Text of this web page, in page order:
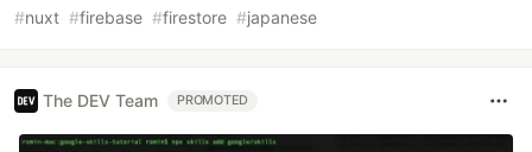
#nuxt #firebase #firestore #japanese
The DEV Team PROMOTED